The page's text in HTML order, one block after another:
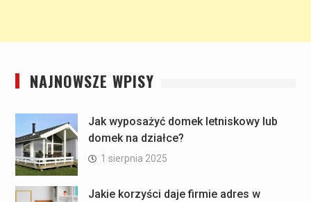
NAJNOWSZE WPISY
Jak wyposażyć domek letniskowy lub
domek na działce?
1 sierpnia 2025
Jakie korzyści daje firmie adres w